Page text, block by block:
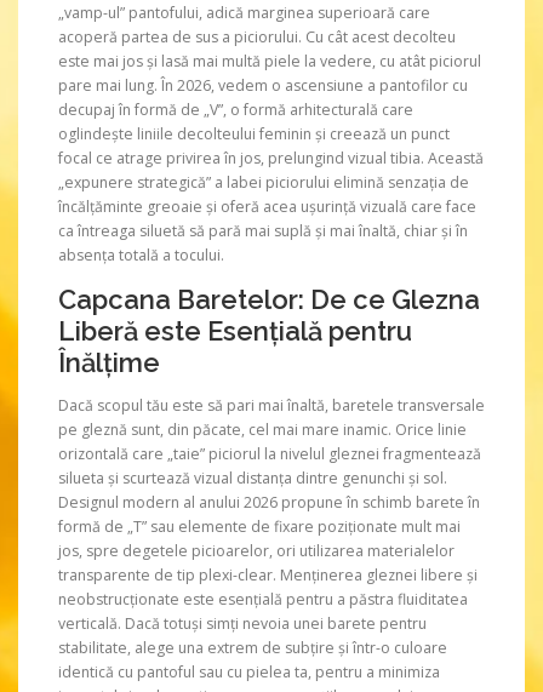
„vamp-ul” pantofului, adică marginea superioară care
acoperă partea de sus a piciorului. Cu cât acest decolteu
este mai jos și lasă mai multă piele la vedere, cu atât piciorul
pare mai lung. În 2026, vedem o ascensiune a pantofilor cu
decupaj în formă de „V”, o formă arhitecturală care
oglindește liniile decolteului feminin și creează un punct
focal ce atrage privirea în jos, prelungind vizual tibia. Această
„expunere strategică” a labei piciorului elimină senzația de
încălțăminte greoaie și oferă acea ușurință vizuală care face
ca întreaga siluetă să pară mai suplă și mai înaltă, chiar și în
absența totală a tocului.
Capcana Baretelor: De ce Glezna
Liberă este Esențială pentru
Înălțime
Dacă scopul tău este să pari mai înaltă, baretele transversale
pe gleznă sunt, din păcate, cel mai mare inamic. Orice linie
orizontală care „taie” piciorul la nivelul gleznei fragmentează
silueta și scurtează vizual distanța dintre genunchi și sol.
Designul modern al anului 2026 propune în schimb barete în
formă de „T” sau elemente de fixare poziționate mult mai
jos, spre degetele picioarelor, ori utilizarea materialelor
transparente de tip plexi-clear. Menținerea gleznei libere și
neobstrucționate este esențială pentru a păstra fluiditatea
verticală. Dacă totuși simți nevoia unei barete pentru
stabilitate, alege una extrem de subțire și într-o culoare
identică cu pantoful sau cu pielea ta, pentru a minimiza